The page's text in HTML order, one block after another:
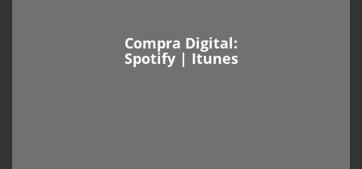
Compra Digital:
Spotify| Itunes